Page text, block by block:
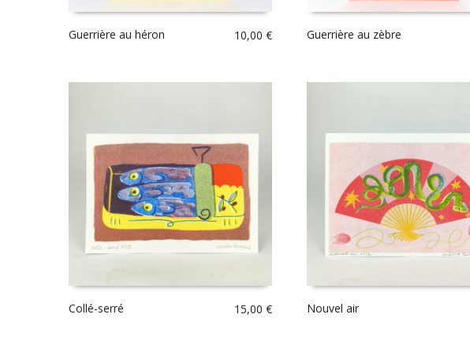
Guerrière au héron 10,00 € Guerrière au zèbre
Collé-serré 15,00 € Nouvel air